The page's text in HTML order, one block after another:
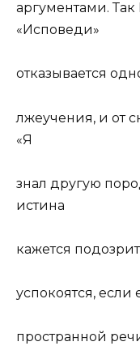
аргументами.
«Исповеди»
отказывается
лжеучения, и от
«Я
знал другую
истина
кажется
успокоятся,
пространной